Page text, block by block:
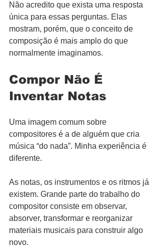
Não acredito que exista uma resposta
única para essas perguntas. Elas
mostram, porém, que o conceito de
composição é mais amplo do que
normalmente imaginamos.
Compor Não É
Inventar Notas
Uma imagem comum sobre
compositores é a de alguém que cria
música “do nada”. Minha experiência é
diferente.
As notas, os instrumentos e os ritmos já
existem. Grande parte do trabalho do
compositor consiste em observar,
absorver, transformar e reorganizar
materiais musicais para construir algo
novo.